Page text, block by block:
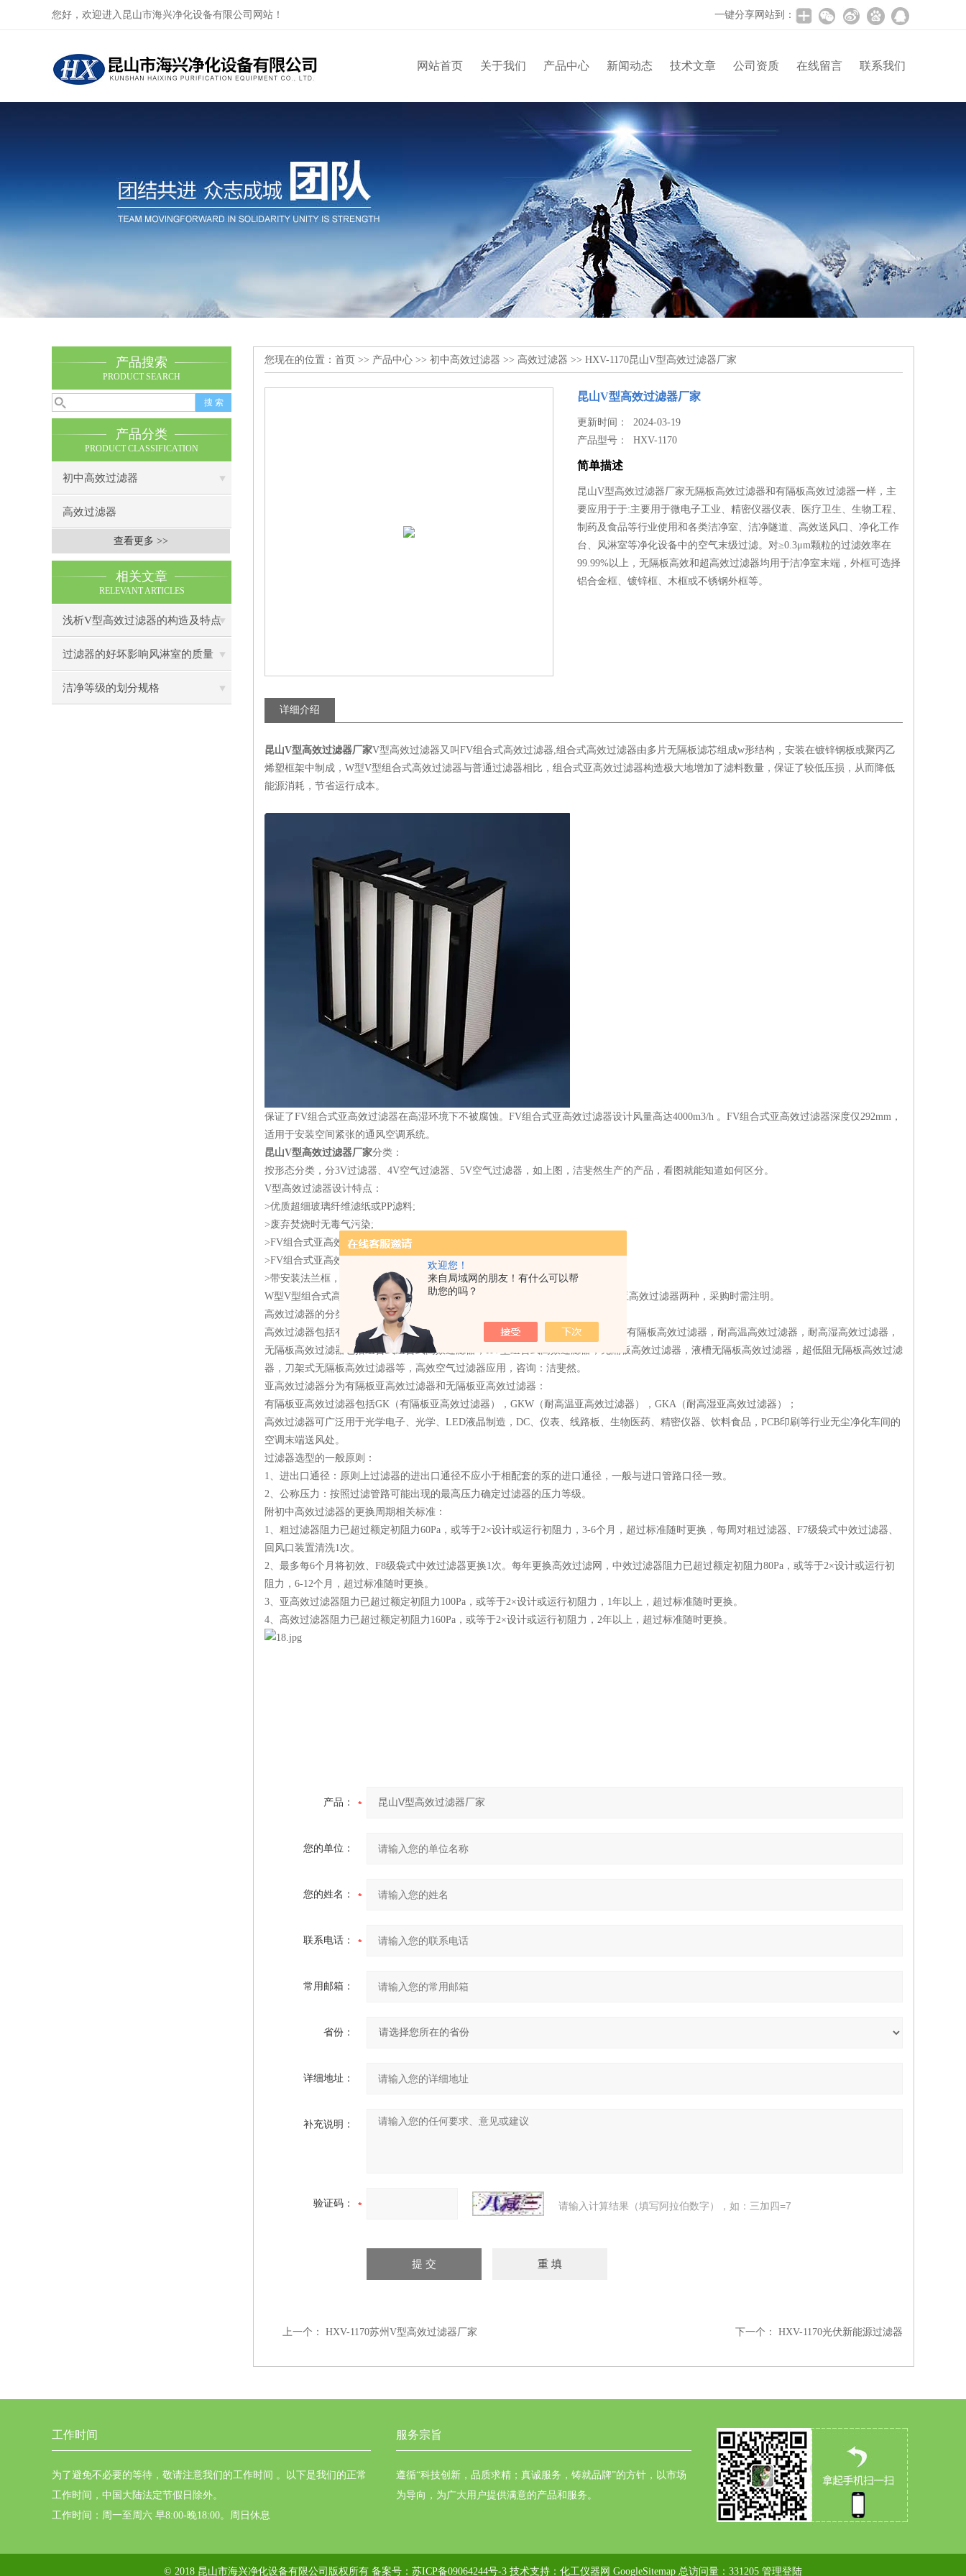
欢迎您！
来自局域网的朋友！有什么可以帮
助您的吗？
您好，欢迎进入昆山市海兴净化设备有限公司网站！ 一键分享网站到：
网站首页 关于我们 产品中心 新闻动态 技术文章 公司资质 在线留言 联系我们
产品搜索
PRODUCT SEARCH
产品分类
PRODUCT CLASSIFICATION
初中高效过滤器
高效过滤器
查看更多 >>
相关文章
RELEVANT ARTICLES
浅析V型高效过滤器的构造及特点
过滤器的好坏影响风淋室的质量
洁净等级的划分规格
您现在的位置： 首页 >> 产品中心 >> 初中高效过滤器 >> 高效过滤器 >> HXV-1170昆山V型高效过滤器厂家
昆山V型高效过滤器厂家
更新时间： 2024-03-19
产品型号：HXV-1170
简单描述
昆山V型高效过滤器厂家无隔板高效过滤器和有隔板高效过滤器一样，主
要应用于于:主要用于微电子工业、精密仪器仪表、医疗卫生、生物工程、
制药及食品等行业使用和各类洁净室、洁净隧道、高效送风口、净化工作
台、风淋室等净化设备中的空气末级过滤。对≥0.3μm颗粒的过滤效率在
99.99%以上，无隔板高效和超高效过滤器均用于洁净室末端，外框可选择
铝合金框、镀锌框、木框或不锈钢外框等。
详细介绍
昆山V型高效过滤器厂家V型高效过滤器又叫FV组合式高效过滤器,组合式高效过滤器由多片无隔板滤芯组成w形结构，安装在镀锌钢板或聚丙乙
烯塑框架中制成，W型V型组合式高效过滤器与普通过滤器相比，组合式亚高效过滤器构造极大地增加了滤料数量，保证了较低压损，从而降低
能源消耗，节省运行成本。
保证了FV组合式亚高效过滤器在高湿环境下不被腐蚀。FV组合式亚高效过滤器设计风量高达4000m3/h 。FV组合式亚高效过滤器深度仅292mm，
适用于安装空间紧张的通风空调系统。
昆山V型高效过滤器厂家分类：
按形态分类，分3V过滤器、4V空气过滤器、5V空气过滤器，如上图，洁斐然生产的产品，看图就能知道如何区分。
V型高效过滤器设计特点：
>优质超细玻璃纤维滤纸或PP滤料;
>废弃焚烧时无毒气污染;
>FV组合式亚高效过滤器过滤面积大，阻力低，使用寿命长;
>FV组合式亚高效过滤器深度仅292mm，适用于安装空间紧张的通风空调系统;
>带安装法兰框，可以与常用的袋式过滤器互换。
W型V型组合式高效过滤器分为有法兰FV组合式亚高效过滤器和无法兰FV组合式亚高效过滤器两种，采购时需注明。
高效过滤器的分类:
高效过滤器包括有隔板高效过滤器和无隔板高效过滤器。有隔板高效过滤器包括：有隔板高效过滤器，耐高温高效过滤器，耐高湿高效过滤器，
无隔板高效过滤器包括组合式组合式高效过滤器，HV型组合式高效过滤器，无隔板高效过滤器，液槽无隔板高效过滤器，超低阻无隔板高效过滤
器，刀架式无隔板高效过滤器等，高效空气过滤器应用，咨询：洁斐然。
亚高效过滤器分为有隔板亚高效过滤器和无隔板亚高效过滤器：
有隔板亚高效过滤器包括GK（有隔板亚高效过滤器），GKW（耐高温亚高效过滤器），GKA（耐高湿亚高效过滤器）；
高效过滤器可广泛用于光学电子、光学、LED液晶制造，DC、仪表、线路板、生物医药、精密仪器、饮料食品，PCB印刷等行业无尘净化车间的
空调末端送风处。
过滤器选型的一般原则：
1、进出口通径：原则上过滤器的进出口通径不应小于相配套的泵的进口通径，一般与进口管路口径一致。
2、公称压力：按照过滤管路可能出现的最高压力确定过滤器的压力等级。
附初中高效过滤器的更换周期相关标准：
1、粗过滤器阻力已超过额定初阻力60Pa，或等于2×设计或运行初阻力，3-6个月，超过标准随时更换，每周对粗过滤器、F7级袋式中效过滤器、
回风口装置清洗1次。
2、最多每6个月将初效、F8级袋式中效过滤器更换1次。每年更换高效过滤网，中效过滤器阻力已超过额定初阻力80Pa，或等于2×设计或运行初
阻力，6-12个月，超过标准随时更换。
3、亚高效过滤器阻力已超过额定初阻力100Pa，或等于2×设计或运行初阻力，1年以上，超过标准随时更换。
4、高效过滤器阻力已超过额定初阻力160Pa，或等于2×设计或运行初阻力，2年以上，超过标准随时更换。
产品：
您的单位：
您的姓名：
联系电话：
常用邮箱：
省份：
详细地址：
补充说明：
验证码： 请输入计算结果（填写阿拉伯数字），如：三加四=7
上一个： HXV-1170苏州V型高效过滤器厂家 下一个： HXV-1170光伏新能源过滤器
工作时间
为了避免不必要的等待，敬请注意我们的工作时间 。以下是我们的正常
工作时间，中国大陆法定节假日除外。
工作时间：周一至周六 早8:00-晚18:00。周日休息
服务宗旨
遵循“科技创新，品质求精；真诚服务，铸就品牌”的方针，以市场
为导向，为广大用户提供满意的产品和服务。
© 2018 昆山市海兴净化设备有限公司版权所有 备案号： 苏ICP备09064244号-3 技术支持： 化工仪器网 GoogleSitemap 总访问量：331205 管理登陆